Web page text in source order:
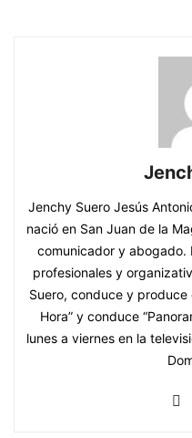
Jenchy Suero Jesús
nació en San Juan de la
comunicador y abogado.
profesionales y
Suero, conduce y produce
Hora” y conduce
lunes a viernes en la